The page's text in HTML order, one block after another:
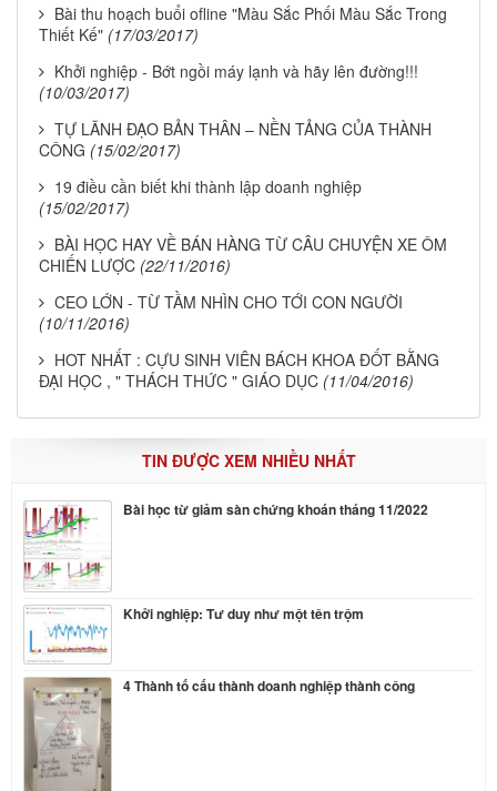
Bài thu hoạch buổi ofline "Màu Sắc Phối Màu Sắc Trong
Thiết Kế" (17/03/2017)
Khởi nghiệp - Bớt ngồi máy lạnh và hãy lên đường!!!
(10/03/2017)
TỰ LÃNH ĐẠO BẢN THÂN – NỀN TẢNG CỦA THÀNH
CÔNG (15/02/2017)
19 điều cần biết khi thành lập doanh nghiệp
(15/02/2017)
BÀI HỌC HAY VỀ BÁN HÀNG TỪ CÂU CHUYỆN XE ÔM
CHIẾN LƯỢC (22/11/2016)
CEO LỚN - TỪ TẦM NHÌN CHO TỚI CON NGƯỜI
(10/11/2016)
HOT NHẤT : CỰU SINH VIÊN BÁCH KHOA ĐỐT BẰNG
ĐẠI HỌC , " THÁCH THỨC " GIÁO DỤC (11/04/2016)
TIN ĐƯỢC XEM NHIỀU NHẤT
Bài học từ giảm sàn chứng khoán tháng 11/2022
Khởi nghiệp: Tư duy như một tên trộm
4 Thành tố cấu thành doanh nghiệp thành công